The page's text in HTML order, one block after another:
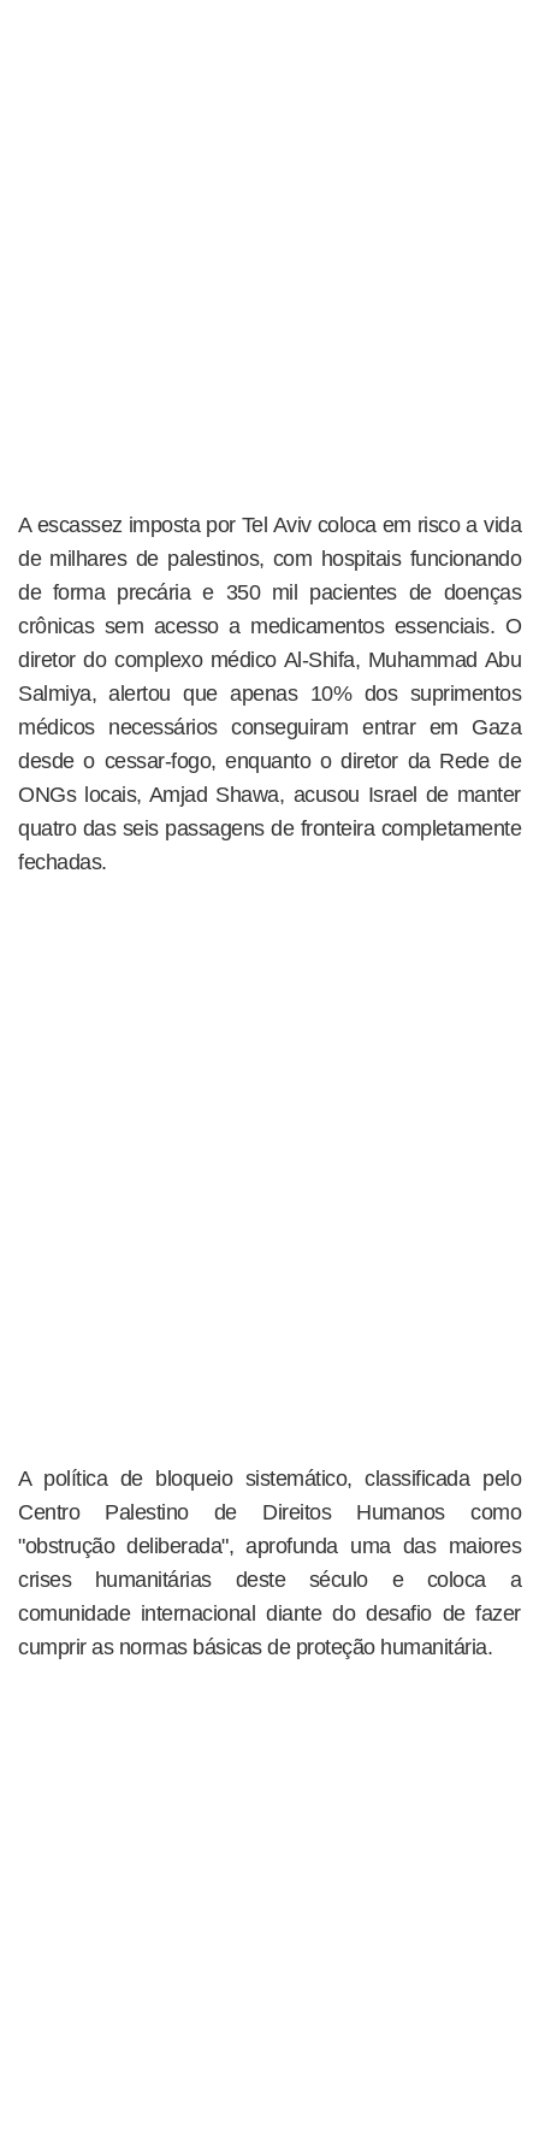
A escassez imposta por Tel Aviv coloca em risco a vida
de milhares de palestinos, com hospitais funcionando
de forma precária e 350 mil pacientes de doenças
crônicas sem acesso a medicamentos essenciais. O
diretor do complexo médico Al-Shifa, Muhammad Abu
Salmiya, alertou que apenas 10% dos suprimentos
médicos necessários conseguiram entrar em Gaza
desde o cessar-fogo, enquanto o diretor da Rede de
ONGs locais, Amjad Shawa, acusou Israel de manter
quatro das seis passagens de fronteira completamente
fechadas.
A política de bloqueio sistemático, classificada pelo
Centro Palestino de Direitos Humanos como
"obstrução deliberada", aprofunda uma das maiores
crises humanitárias deste século e coloca a
comunidade internacional diante do desafio de fazer
cumprir as normas básicas de proteção humanitária.